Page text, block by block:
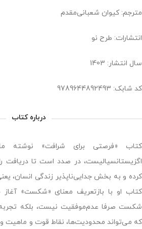
مترجم: کیوان شعبانی‌مقدم
انتشارات: طرح نو
سال انتشار: 1403
کد شابک: 9789644892493
درباره کتاب
کتاب «فرصتی برای شرافت» نوشته
اگزیستانسیالیست، در صدد است تا دریافت
کرده و به بخش جدایی‌ناپذیر زندگی انسان،
کتاب او با بازتعریف معنای «شکست» آغاز
شکست صرفا عدم‌موفقیت نیست، بلکه
که می‌تواند محدودیت‌ها، نقاط قوت و ماهیت